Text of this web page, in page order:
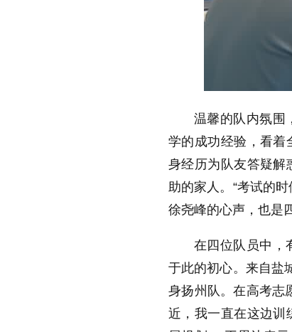
温馨的队内氛围
学的成功经验，看着
身经历为队友答疑解
助的家人。“考试的
徐尧峰的心声，也是
在四位队员中，
于此的初心。来自盐
身扬州队。在高考志
近，我一直在这边训